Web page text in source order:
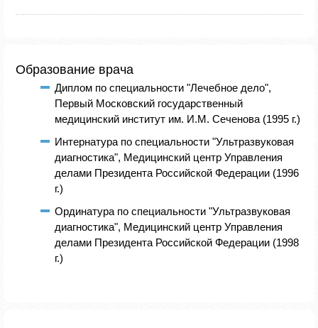
Образование врача
Диплом по специальности "Лечебное дело",
Первый Московский государственный
медицинский институт им. И.М. Сеченова (1995 г.)
Интернатура по специальности "Ультразвуковая
диагностика", Медицинский центр Управления
делами Президента Российской Федерации (1996
г.)
Ординатура по специальности "Ультразвуковая
диагностика", Медицинский центр Управления
делами Президента Российской Федерации (1998
г.)